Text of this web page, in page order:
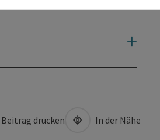
Beitrag drucken In der Nähe